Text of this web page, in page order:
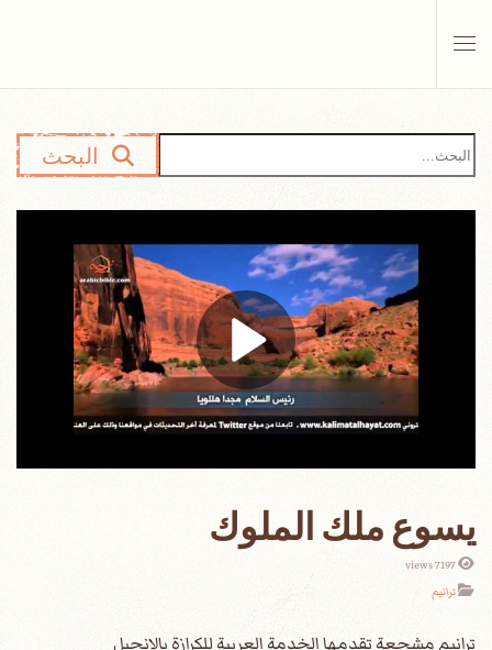
البحث
يسوع ملك الملوك
7197 views
ترانيم